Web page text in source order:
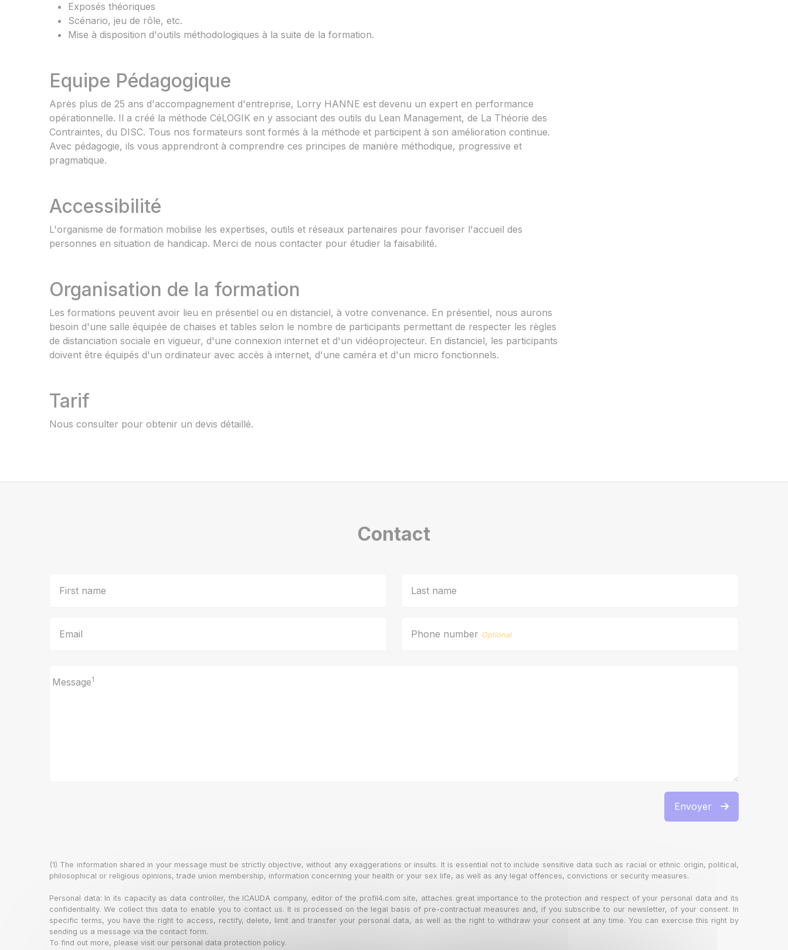
Exposés théoriques
Scénario, jeu de rôle, etc.
Mise à disposition d'outils méthodologiques à la suite de la formation.
Equipe Pédagogique
Après plus de 25 ans d'accompagnement d'entreprise, Lorry HANNE est devenu un expert en performance
opérationnelle. Il a créé la méthode CéLOGIK en y associant des outils du Lean Management, de La Théorie des
Contraintes, du DISC. Tous nos formateurs sont formés à la méthode et participent à son amélioration continue.
Avec pédagogie, ils vous apprendront à comprendre ces principes de manière méthodique, progressive et
pragmatique.
Accessibilité
L'organisme de formation mobilise les expertises, outils et réseaux partenaires pour favoriser l'accueil des
personnes en situation de handicap. Merci de nous contacter pour étudier la faisabilité.
Organisation de la formation
Les formations peuvent avoir lieu en présentiel ou en distanciel, à votre convenance. En présentiel, nous aurons
besoin d'une salle équipée de chaises et tables selon le nombre de participants permettant de respecter les règles
de distanciation sociale en vigueur, d'une connexion internet et d'un vidéoprojecteur. En distanciel, les participants
doivent être équipés d'un ordinateur avec accès à internet, d'une caméra et d'un micro fonctionnels.
Tarif
Nous consulter pour obtenir un devis détaillé.
Contact
First name
Email
Last name
Phone number Optional
Message1
Envoyer
(1) The information shared in your message must be strictly objective, without any exaggerations or insults. It is essential not to include sensitive data such as racial or ethnic origin, political,
philosophical or religious opinions, trade union membership, information concerning your health or your sex life, as well as any legal offences, convictions or security measures.
Personal data: In its capacity as data controller, the ICAUDA company, editor of the profil4.com site, attaches great importance to the protection and respect of your personal data and its
confidentiality. We collect this data to enable you to contact us. It is processed on the legal basis of pre-contractual measures and, if you subscribe to our newsletter, of your consent. In
specific terms, you have the right to access, rectify, delete, limit and transfer your personal data, as well as the right to withdraw your consent at any time. You can exercise this right by
sending us a message via the contact form.
To find out more, please visit our personal data protection policy.